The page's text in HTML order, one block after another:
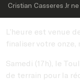
Cristian Casseres Jr
L’heure est venue
finaliser votre onze,
Samedi (17h), le
de terrain pour la